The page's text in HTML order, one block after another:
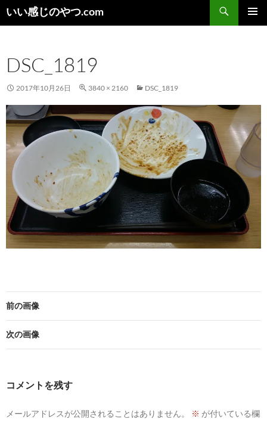
いい感じのやつ.com
索
ン
ツ
へ
キ
ッ
DSC_1819
2017年10月26日 3840 × 2160 DSC_1819
前の画像
次の画像
コメントを残す
メールアドレスが公開されることはありません。 ※ が付いている欄